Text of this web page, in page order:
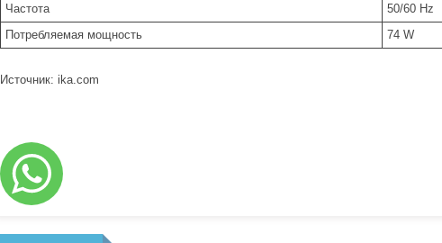
Частота
50/60 Hz
Потребляемая мощность
74 W
Источник: ika.com